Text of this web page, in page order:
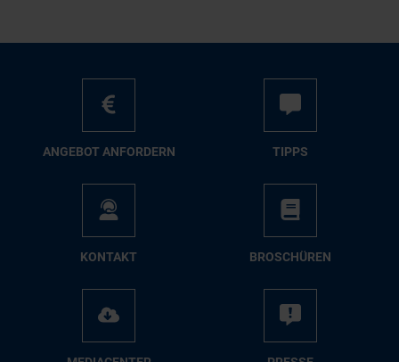
AN­GE­BOT AN­FOR­DERN TIPPS
KON­TAKT BRO­SCHÜ­REN